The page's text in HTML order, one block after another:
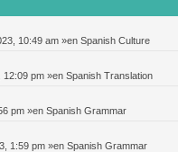
10:49 am »en Spanish Culture
12:09 pm »en Spanish Translation
pm »en Spanish Grammar
1:59 pm »en Spanish Grammar